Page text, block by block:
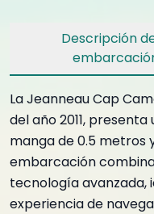
Descripción
La Jeanneau Cap
del año 2011,
manga de 0.5 metros
embarcación
tecnología avanzada,
experiencia de